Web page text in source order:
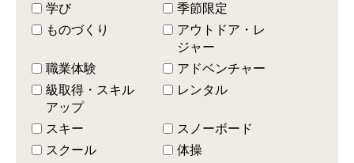
学び
季節限定
ものづくり
アウトドア・レ
ジャー
職業体験
アドベンチャー
級取得・スキル
アップ
レンタル
スキー
スノーボード
スクール
体操